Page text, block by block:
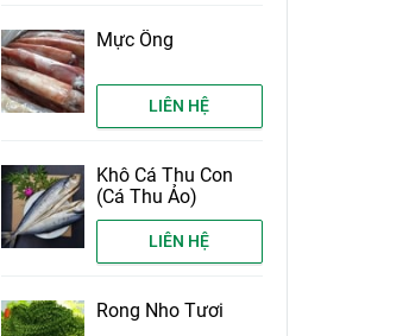
Mực Ống
LIÊN HỆ
Khô Cá Thu Con
(Cá Thu Ảo)
LIÊN HỆ
Rong Nho Tươi